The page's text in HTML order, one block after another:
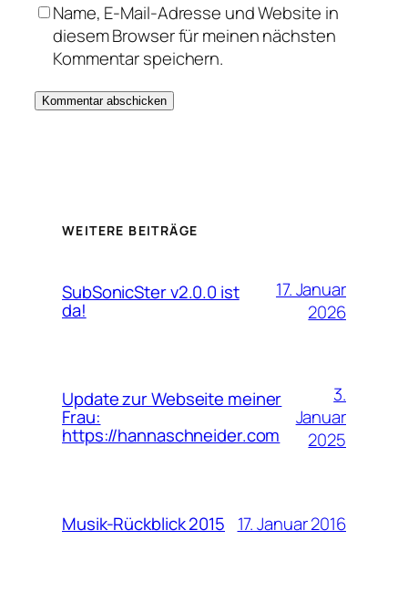
Name, E-Mail-Adresse und Website in
diesem Browser für meinen nächsten
Kommentar speichern.
WEITERE BEITRÄGE
SubSonicSter v2.0.0 ist
da!
17. Januar
2026
Update zur Webseite meiner
Frau:
https://hannaschneider.com
3.
Januar
2025
Musik-Rückblick 2015 17. Januar 2016